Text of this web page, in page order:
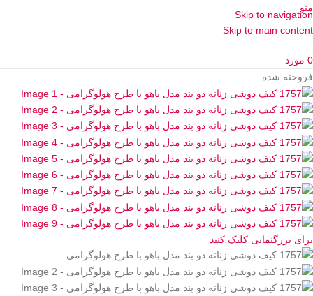
Skip to navigation
Skip to main content
منو
0 مورد
فروخته شده
برای بزرگنمایی کلیک کنید